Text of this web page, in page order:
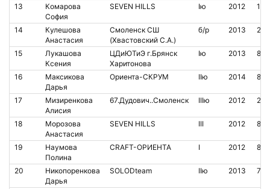
13
Комарова
София
SEVEN HILLS Iю 2012
14
Кулешова
Анастасия
Смоленск СШ
(Хвастовский С.А.)
б/р 2013
15
Лукашова
Ксения
ЦДиЮТиЭ г.Брянск
Харитонова
Iю 2013
16
Максикова
Дарья
Ориента-СКРУМ IIю 2014
17
Мизиренкова
Алисия
67.Дудович..Смоленск IIIю 2012
18
Морозова
Анастасия
SEVEN HILLS III 2012
19
Наумова
Полина
CRAFT-ОРИЕНТА I 2012
20
Никопоренкова
Дарья
SOLODteam IIю 2013